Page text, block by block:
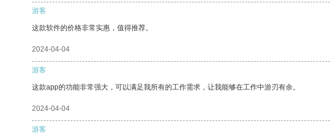
游客
这款软件的价格非常实惠，值得推荐。
2024-04-04
游客
这款app的功能非常强大，可以满足我所有的工作需求，让我能够在工作中游刃有余。
2024-04-04
游客